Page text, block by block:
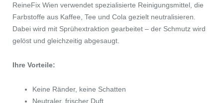
ReineFix Wien verwendet spezialisierte Reinigungsmittel, die
Farbstoffe aus Kaffee, Tee und Cola gezielt neutralisieren.
Dabei wird mit Sprühextraktion gearbeitet – der Schmutz wird
gelöst und gleichzeitig abgesaugt.
Ihre Vorteile:
Keine Ränder, keine Schatten
Neutraler, frischer Duft